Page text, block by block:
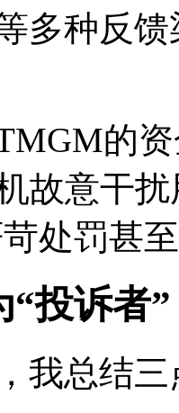
多种反
的
故意干
处罚甚
“投诉者
我总结